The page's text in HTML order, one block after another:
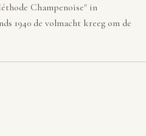
Champenoise" in
1940 de volmacht kreeg om de